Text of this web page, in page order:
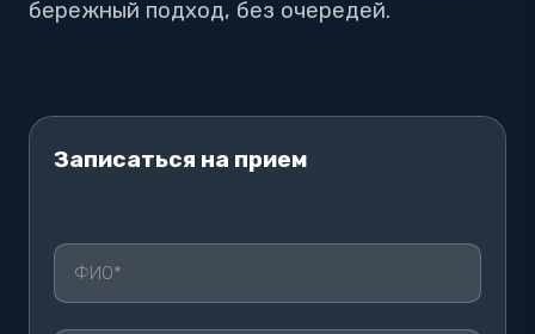
бережный подход, без очередей.
Записаться на прием